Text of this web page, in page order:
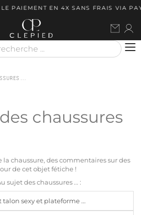
PAIEMENT EN 4X SANS FRAIS VIA
...
chaussures
la chaussure, des commentaires sur des
de cet objet fétiche !
sujet des chaussures ... :
talon sexy et plateforme ...